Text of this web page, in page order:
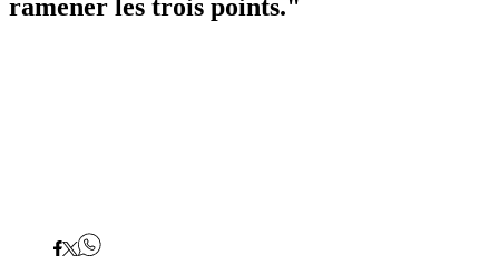
ramener les trois points."